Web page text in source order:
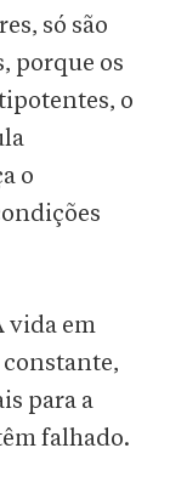
só são
porque os
o
o
vida em
para a
falhado.